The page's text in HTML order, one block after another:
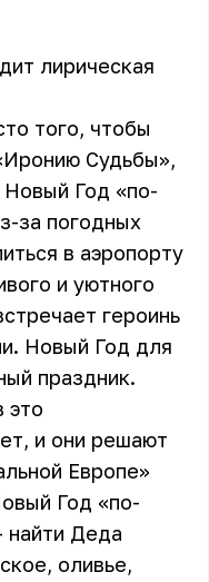
лирическая
того, чтобы
Судьбы»,
Новый Год «по-
за погодных
в аэропорту
и уютного
героинь
Новый Год для
праздник.
это
и они решают
Европе»
Год «по-
найти Деда
оливье,